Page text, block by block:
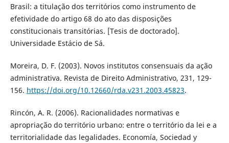
Brasil: a titulação dos territórios como instrumento de
efetividade do artigo 68 do ato das disposições
constitucionais transitórias. [Tesis de doctorado].
Universidade Estácio de Sá.
Moreira, D. F. (2003). Novos institutos consensuais da ação
administrativa. Revista de Direito Administrativo, 231, 129-
156. https://doi.org/10.12660/rda.v231.2003.45823.
Rincón, A. R. (2006). Racionalidades normativas e
apropriação do território urbano: entre o território da lei e a
territorialidade das legalidades. Economía, Sociedad y